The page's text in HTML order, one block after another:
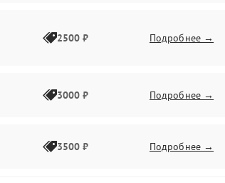
2500 ₽ Подробнее →
3000 ₽ Подробнее →
3500 ₽ Подробнее →